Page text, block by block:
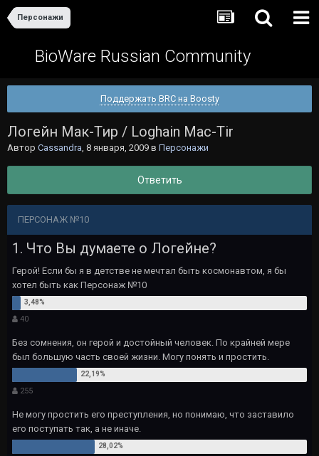
Персонажи
BioWare Russian Community
Поддержать BRC на Boosty
Логейн Мак-Тир / Loghain Mac-Tir
Автор Cassandra, 8 января, 2009 в Персонажи
Ответить
ПЕРСОНАЖ №10
1. Что Вы думаете о Логейне?
Герой! Если бы я в детстве не мечтал быть космонавтом, я бы
хотел быть как Персонаж №10
40
Без сомнения, он герой и достойный человек. По крайней мере
был большую часть своей жизни. Могу понять и простить.
255
Не могу простить его преступления, но понимаю, что заставило
его поступать так, а не иначе.